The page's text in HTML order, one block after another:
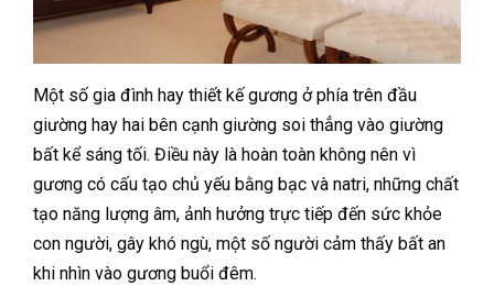
Một số gia đình hay thiết kế gương ở phía trên đầu
giường hay hai bên cạnh giường soi thẳng vào giường
bất kể sáng tối. Điều này là hoàn toàn không nên vì
gương có cấu tạo chủ yếu bằng bạc và natri, những chất
tạo năng lượng âm, ảnh hưởng trực tiếp đến sức khỏe
con người, gây khó ngù, một số người cảm thấy bất an
khi nhìn vào gương buổi đêm.